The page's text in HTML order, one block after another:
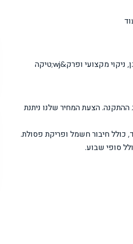
אנחנו מבצעים בעיר זכרון יעקב: התקנת מזגן ספליט חדש, תיקון תקלות מזגן, ניקוי מקצועי ופרק&wj;טיקה
הצעת המחיר שלנו ניתנת